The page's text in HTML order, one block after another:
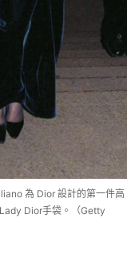
為 Dior 設計的第一件高
Dior手袋。（Getty